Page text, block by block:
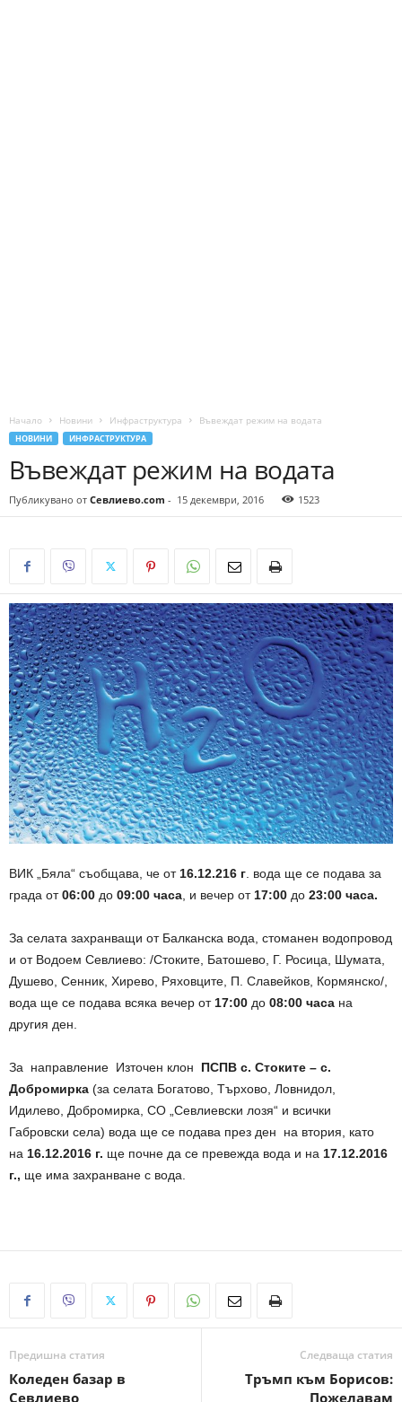
Начало Новини Инфраструктура Въвеждат режим на водата
НОВИНИ ИНФРАСТРУКТУРА
Въвеждат режим на водата
Публикувано от Севлиево.com - 15 декември, 2016 1523
ВИК „Бяла“ съобщава, че от 16.12.216 г . вода ще се подава за
града от06:00 до 09:00 часа , и вечер от 17:00 до 23:00 часа.
За селата захранващи от Балканска вода, стоманен водопровод
и от Водоем Севлиево: /Стоките, Батошево, Г. Росица, Шумата,
Душево, Сенник, Хирево, Ряховците, П. Славейков, Кормянско/,
вода ще се подава всяка вечер от 17:00 до 08:00 часа на
другия ден.
За направление Източен клон ПСПВ с. Стоките – с.
Добромирка (за селата Богатово, Търхово, Ловнидол,
Идилево, Добромирка, СО „Севлиевски лозя“ и всички
Габровски села) вода ще се подава през ден на втория, като
на 16.12.2016 г. ще почне да се превежда вода и на 17.12.2016
г., ще има захранване с вода.
Предишна статия
Коледен базар в
Севлиево
Следваща статия
Тръмп към Борисов:
Пожелавам